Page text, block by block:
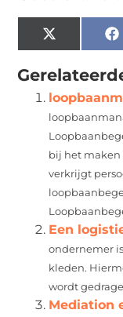
X
(Twitter)
bij het maken
verkrijgt
Een
ondernemer
kleden.
wordt
Mediation